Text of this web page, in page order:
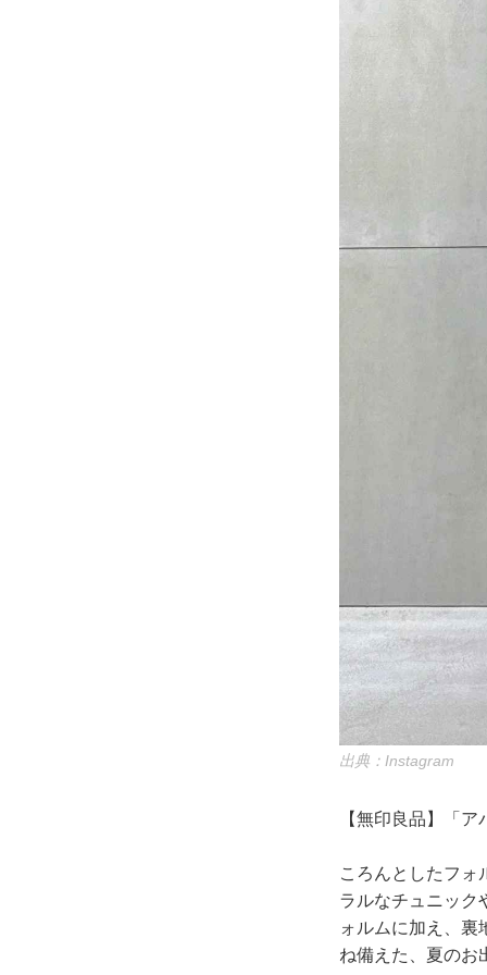
出典：Instagram
【無印良品】「
ころんとしたフォ
ラルなチュニック
ォルムに加え、
ね備えた、夏のお